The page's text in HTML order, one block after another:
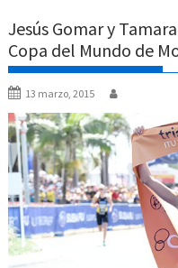
Jesús Gomar y
Copa del Mundo de
13 marzo, 2015